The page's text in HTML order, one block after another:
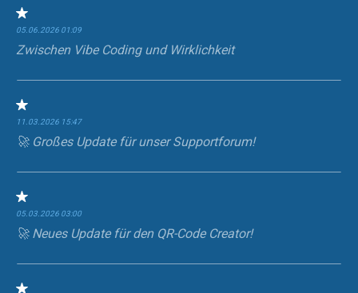
05.06.2026 01:09
Zwischen Vibe Coding und Wirklichkeit
11.03.2026 15:47
🚀 Großes Update für unser Supportforum!
05.03.2026 03:00
🚀 Neues Update für den QR-Code Creator!